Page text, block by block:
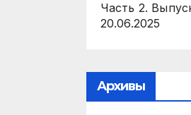
Часть 2.
20.06.2025
Архивы